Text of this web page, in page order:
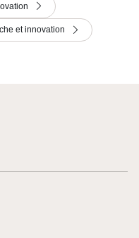
et innovation
link in new window
link in new window